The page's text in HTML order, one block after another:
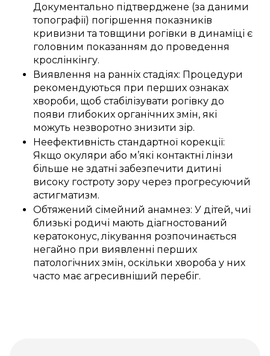
Документально підтверджене (за даними
топографії) погіршення показників
кривизни та товщини рогівки в динаміці є
головним показанням до проведення
крослінкінгу.
Виявлення на ранніх стадіях: Процедури
рекомендуються при перших ознаках
хвороби, щоб стабілізувати рогівку до
появи глибоких органічних змін, які
можуть незворотно знизити зір.
Неефективність стандартної корекції:
Якщо окуляри або м’які контактні лінзи
більше не здатні забезпечити дитині
високу гостроту зору через прогресуючий
астигматизм.
Обтяжений сімейний анамнез: У дітей, чиї
близькі родичі мають діагностований
кератоконус, лікування розпочинається
негайно при виявленні перших
патологічних змін, оскільки хвороба у них
часто має агресивніший перебіг.